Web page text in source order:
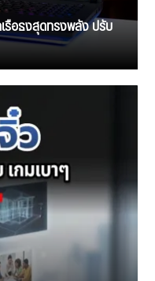
รือธงสุดทรงพลัง ปรับ